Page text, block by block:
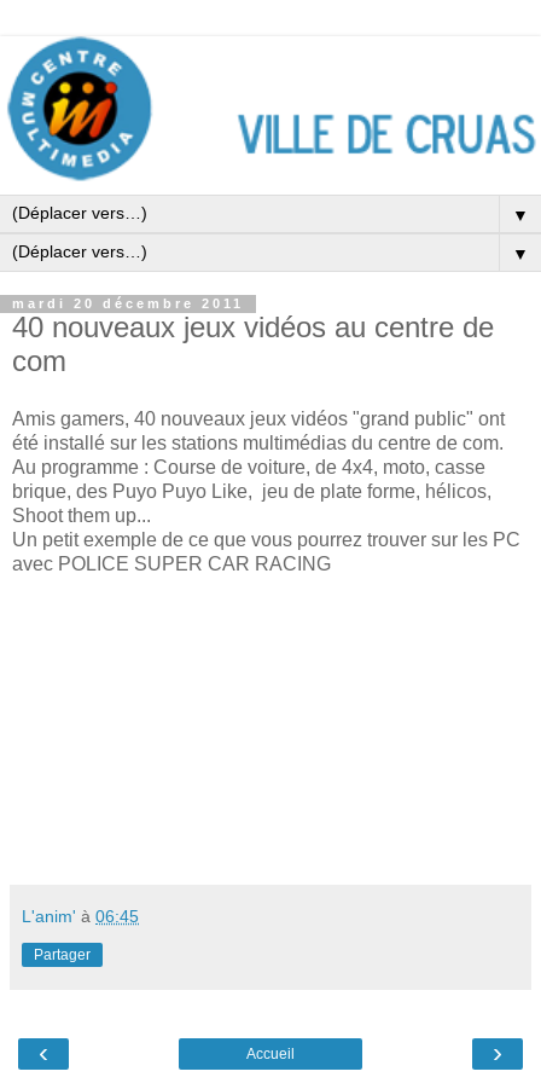
▼
▼
mardi 20 décembre 2011
40 nouveaux jeux vidéos au centre de
com
Amis gamers, 40 nouveaux jeux vidéos "grand public" ont
été installé sur les stations multimédias du centre de com.
Au programme : Course de voiture, de 4x4, moto, casse
brique, des Puyo Puyo Like, jeu de plate forme, hélicos,
Shoot them up...
Un petit exemple de ce que vous pourrez trouver sur les PC
avec POLICE SUPER CAR RACING
L'anim' à 06:45
Partager
‹ ›
Accueil